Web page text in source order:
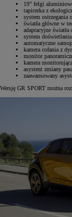
19" felgi
tapicerka z
system ostrzegania
światła główne w
adaptacyjne światła
system doświetlania
automatyczne
kamera cofania z
monitor
kamera
asystent zmiany
zaawansowany
Wersję GR SPORT można